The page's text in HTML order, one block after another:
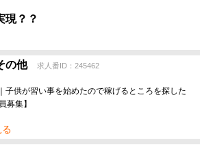
現？？
の他 求人番ID：245462
子供が習い事を始めたので稼げるところを探した
募集】